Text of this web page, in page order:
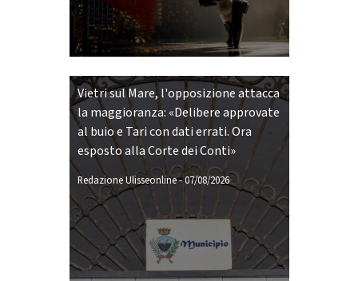
Vietri sul Mare, l'opposizione attacca
la maggioranza: «Delibere approvate
al buio e Tari con dati errati. Ora
esposto alla Corte dei Conti»
Redazione Ulisseonline-07/08/2026